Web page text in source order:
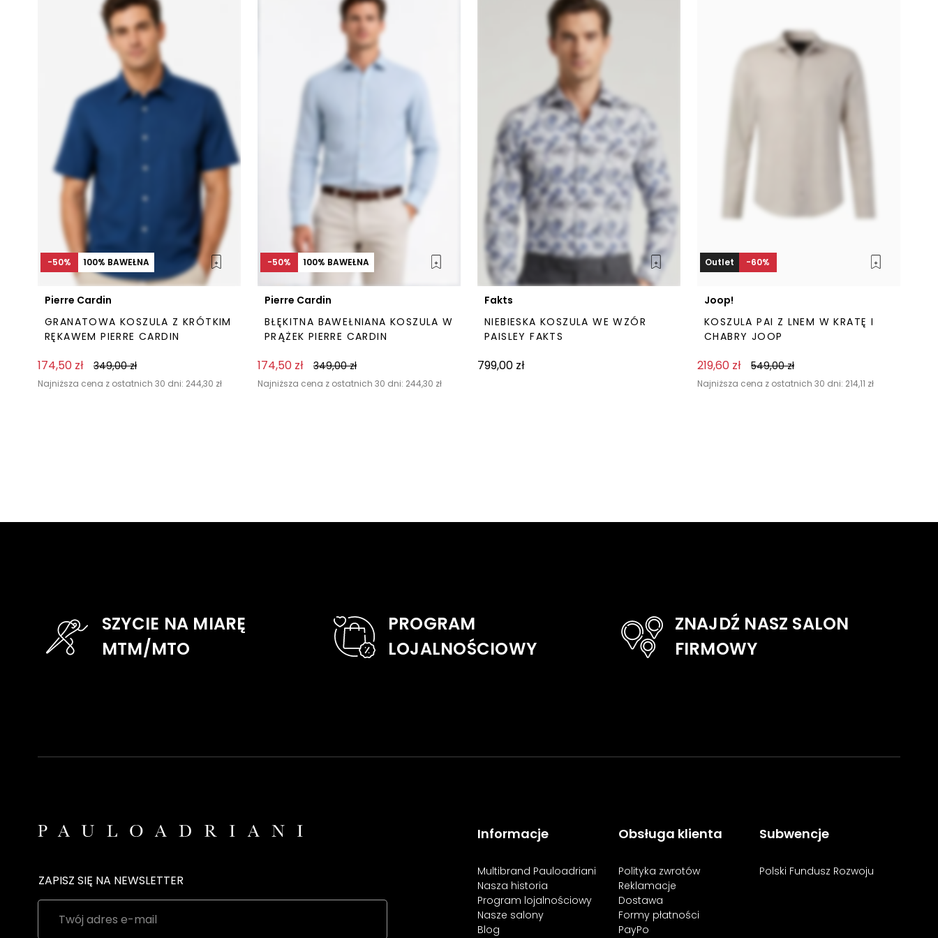
-50% 100% BAWEŁNA
Pierre Cardin
GRANATOWA KOSZULA Z KRÓTKIM
RĘKAWEM PIERRE CARDIN
174,50 zł 349,00zł
Najniższa cena z ostatnich 30 dni: 244,30 zł
-50% 100% BAWEŁNA
Pierre Cardin
BŁĘKITNA BAWEŁNIANA KOSZULA W
PRĄŻEK PIERRE CARDIN
174,50 zł 349,00zł
Najniższa cena z ostatnich 30 dni: 244,30 zł
Fakts
NIEBIESKA KOSZULA WE WZÓR
PAISLEY FAKTS
799,00 zł
Outlet -60%
Joop!
KOSZULA PAI Z LNEM W KRATĘ I
CHABRY JOOP
219,60 zł 549,00zł
Najniższa cena z ostatnich 30 dni: 214,11 zł
SZYCIE NA MIARĘ
MTM/MTO
PROGRAM
LOJALNOŚCIOWY
ZNAJDŹ NASZ SALON
FIRMOWY
ZAPISZ SIĘ NA NEWSLETTER
Informacje
Multibrand Pauloadriani
Nasza historia
Program lojalnościowy
Nasze salony
Blog
Obsługa klienta
Polityka zwrotów
Reklamacje
Dostawa
Formy płatności
PayPo
Subwencje
Polski Fundusz Rozwoju